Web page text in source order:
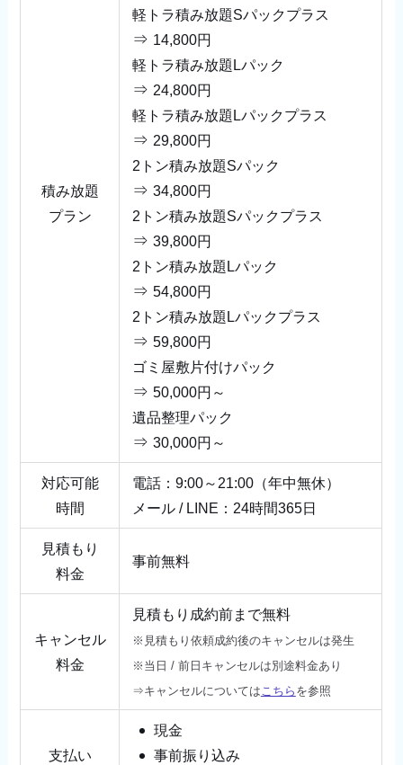
積み放題
プラン
軽トラ積み放題Sパックプラス
⇒ 14,800円
軽トラ積み放題Lパック
⇒ 24,800円
軽トラ積み放題Lパックプラス
⇒ 29,800円
2トン積み放題Sパック
⇒ 34,800円
2トン積み放題Sパックプラス
⇒ 39,800円
2トン積み放題Lパック
⇒ 54,800円
2トン積み放題Lパックプラス
⇒ 59,800円
ゴミ屋敷片付けパック
⇒ 50,000円～
遺品整理パック
⇒ 30,000円～
対応可能
時間
電話：9:00～21:00（年中無休）
メール / LINE：24時間365日
見積もり
料金
事前無料
キャンセル
料金
見積もり成約前まで無料
※見積もり依頼成約後のキャンセルは発生
※当日 / 前日キャンセルは別途料金あり
⇒キャンセルについてはこちら を参照
支払い
現金
事前振り込み